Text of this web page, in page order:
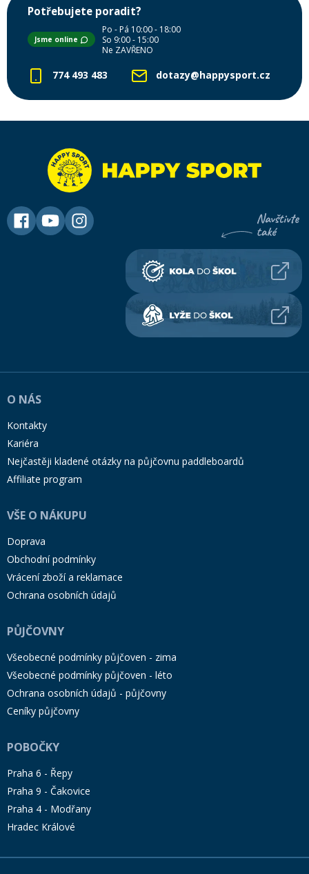
Potřebujete poradit?
Jsme online
Po - Pá 10:00 - 18:00
So 9:00 - 15:00
Ne ZAVŘENO
774 493 483 dotazy@happysport.cz
O NÁS
Kontakty
Kariéra
Nejčastěji kladené otázky na půjčovnu paddleboardů
Affiliate program
VŠE O NÁKUPU
Doprava
Obchodní podmínky
Vrácení zboží a reklamace
Ochrana osobních údajů
PŮJČOVNY
Všeobecné podmínky půjčoven - zima
Všeobecné podmínky půjčoven - léto
Ochrana osobních údajů - půjčovny
Ceníky půjčovny
POBOČKY
Praha 6 - Řepy
Praha 9 - Čakovice
Praha 4 - Modřany
Hradec Králové